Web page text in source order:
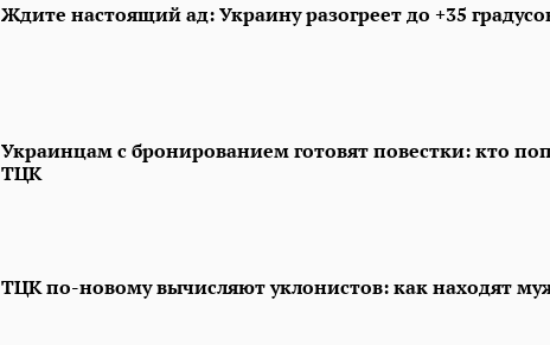
Ждите настоящий ад: Украину разогреет до +35
Украинцам с бронированием готовят повестки: кто
ТЦК
ТЦК по-новому вычисляют уклонистов: как находят